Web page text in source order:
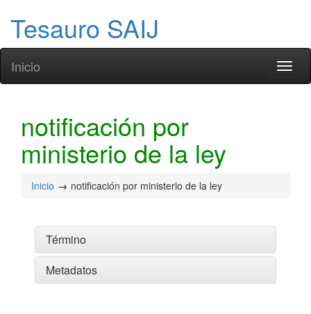
Tesauro SAIJ
Inicio
notificación por
ministerio de la ley
Inicio notificación por ministerio de la ley
Término
Metadatos